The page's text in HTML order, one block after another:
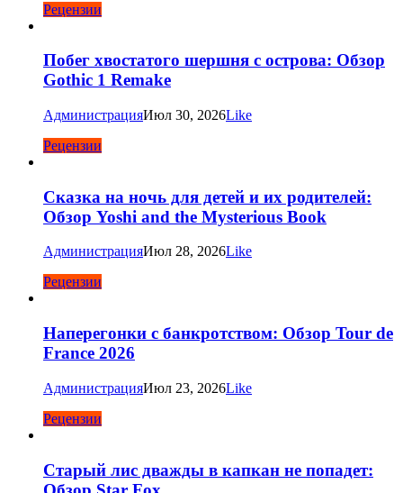
Рецензии
Побег хвостатого шершня с острова: Обзор
Gothic 1 Remake
АдминистрацияИюл 30, 2026Like
Рецензии
Сказка на ночь для детей и их родителей:
Обзор Yoshi and the Mysterious Book
АдминистрацияИюл 28, 2026Like
Рецензии
Наперегонки с банкротством: Обзор Tour de
France 2026
АдминистрацияИюл 23, 2026Like
Рецензии
Старый лис дважды в капкан не попадет: